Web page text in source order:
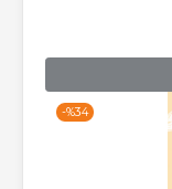
-%34